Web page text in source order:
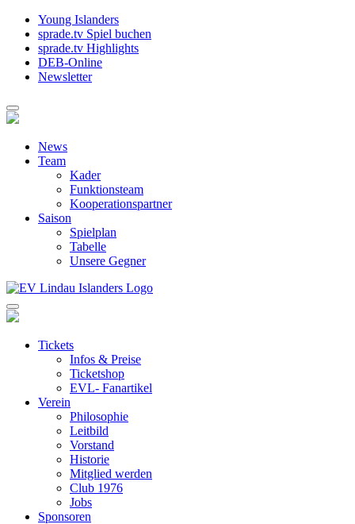
Young Islanders
sprade.tv Spiel buchen
sprade.tv Highlights
DEB-Online
Newsletter
News
Team
Kader
Funktionsteam
Kooperationspartner
Saison
Spielplan
Tabelle
Unsere Gegner
Tickets
Infos & Preise
Ticketshop
EVL- Fanartikel
Verein
Philosophie
Leitbild
Vorstand
Historie
Mitglied werden
Club 1976
Jobs
Sponsoren